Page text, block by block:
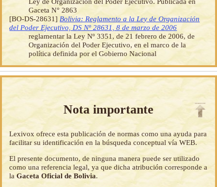
Gaceta N° 2863
[BO-DS-28631] Bolivia: Reglamento a la Ley de Organización
del Poder Ejecutivo, DS Nº 28631, 8 de marzo de 2006
reglamentar la Ley Nº 3351, de 21 febrero de 2006, de
Organización del Poder Ejecutivo, en el marco de la
política definida por el Gobierno Nacional
Nota importante
Lexivox ofrece esta publicación de normas como una ayuda para
facilitar su identificación en la búsqueda conceptual vía WEB.
El presente documento, de ninguna manera puede ser utilizado
como una referencia legal, ya que dicha atribución corresponde a
laGaceta Oficial de Bolivia.